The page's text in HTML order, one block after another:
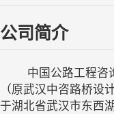
公司简介
（原武汉中咨路桥设
于湖北省武汉市东西